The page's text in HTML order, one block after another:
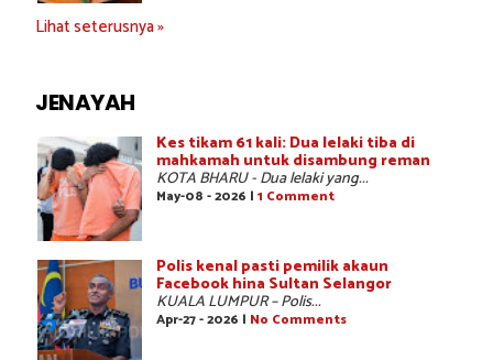
Lihat seterusnya »
JENAYAH
Kes tikam 61 kali: Dua lelaki tiba di
mahkamah untuk disambung reman
KOTA BHARU - Dua lelaki yang...
May-08 - 2026 | 1 Comment
Polis kenal pasti pemilik akaun
Facebook hina Sultan Selangor
KUALA LUMPUR – Polis...
Apr-27 - 2026 | No Comments